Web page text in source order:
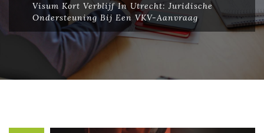
Visum Kort Verblijf In Utrecht: Juridische
Ondersteuning Bij Een VKV-Aanvraag